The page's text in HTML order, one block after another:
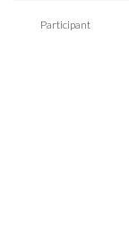
Participant